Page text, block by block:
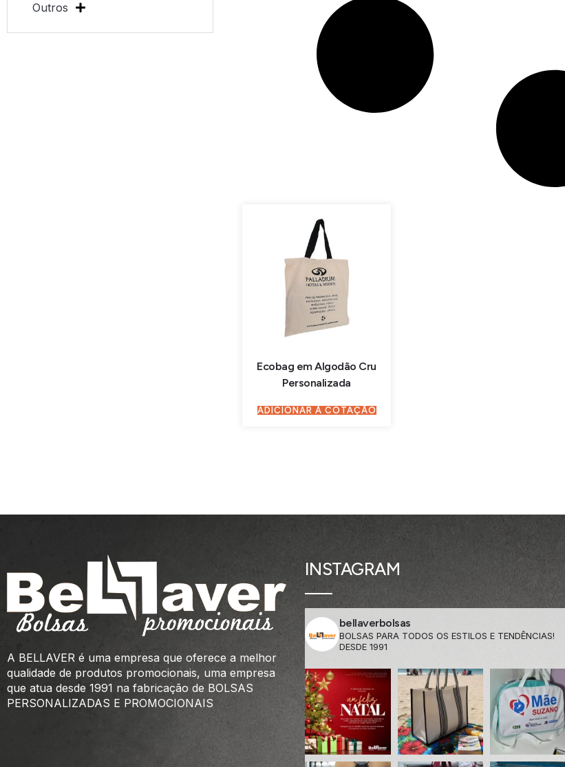
Outros
Ecobag em Algodão Cru
Personalizada
ADICIONAR À COTAÇÃO
A BELLAVER é uma empresa que oferece a melhor
qualidade de produtos promocionais, uma empresa
que atua desde 1991 na fabricação de BOLSAS
PERSONALIZADAS E PROMOCIONAIS
INSTAGRAM
bellaverbolsas
BOLSAS PARA TODOS OS ESTILOS E TENDÊNCIAS!
DESDE 1991